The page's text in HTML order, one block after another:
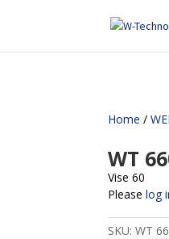
Home /
WT
Pleaselog
Vise 60
SKU:WT